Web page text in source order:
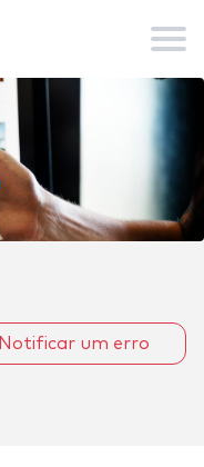
Notificar um erro